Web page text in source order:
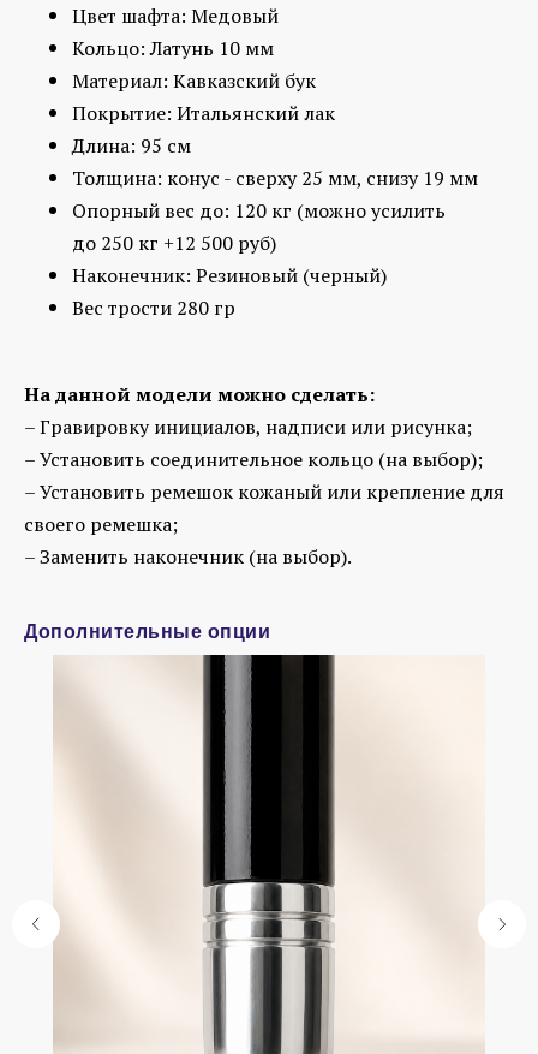
Цвет шафта: Медовый
Кольцо: Латунь 10 мм
Материал: Кавказский бук
Покрытие: Итальянский лак
Длина: 95 см
Толщина: конус - сверху 25 мм, снизу 19 мм
Опорный вес до: 120 кг (можно усилить
до 250 кг +12 500 руб)
Наконечник: Резиновый (черный)
Вес трости 280 гр
На данной модели можно сделать:
– Гравировку инициалов, надписи или рисунка;
– Установить соединительное кольцо (на выбор);
– Установить ремешок кожаный или крепление для
своего ремешка;
– Заменить наконечник (на выбор).
Дополнительные опции